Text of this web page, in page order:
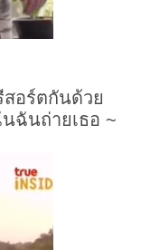
อร์ตกันด้วย
ฉันถ่ายเธอ ~